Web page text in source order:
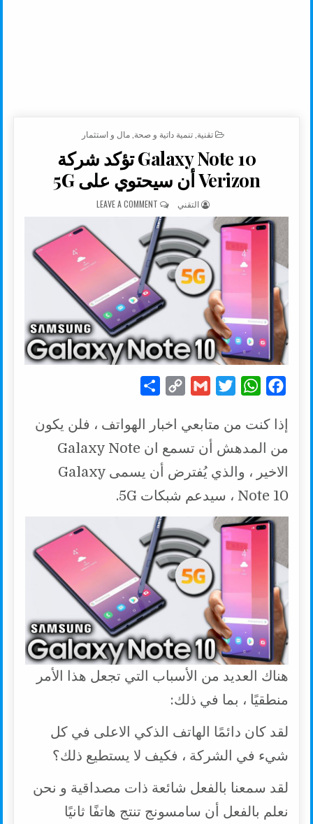
POSTED IN
تقنية تنمية داتية و صحة مال و استثمار
Galaxy Note 10 تؤكد شركة
Verizon أن سيحتوي على 5G
AUTHOR:
التقني LEAVE A COMMENTON GALAXY NOTE 10 تؤكد شركة VERIZON أن سيحتوي على 5G
c
e
o
o
k
W
a
t
s
A
p
p
i
t
e
r
G
a
i
p
y
L
n
k
a
r
إذا كنت من متابعي اخبار الهواتف ، فلن يكون
من المدهش أن تسمع ان Galaxy Note
الاخير ، والذي يُفترض أن يسمى Galaxy
Note 10 ، سيدعم شبكات 5G.
هناك العديد من الأسباب التي تجعل هذا الأمر
منطقيًا ، بما في ذلك:
لقد كان دائمًا الهاتف الذكي الاعلى في كل
شيء في الشركة ، فكيف لا يستطيع ذلك؟
لقد سمعنا بالفعل شائعة ذات مصداقية و نحن
نعلم بالفعل أن سامسونج تنتج هاتفًا ثانيًا